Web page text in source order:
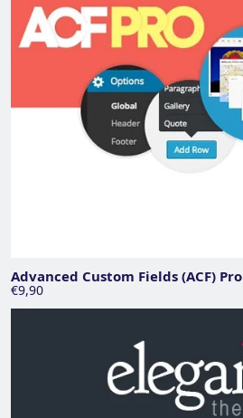
Advanced Custom Fields (ACF) Pro
€9,90